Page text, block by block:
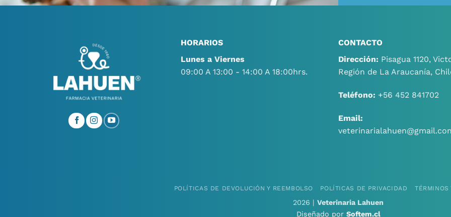
HORARIOS
Lunes a Viernes
09:00 A 13:00 - 14:00 A 18:00hrs.
CONTACTO
Dirección: Pisagua 1120,
Región de La Araucanía,
Teléfono: +56 452 841702
Email:
POLÍTICAS DE DEVOLUCIÓN Y REEMBOLSO POLÍTICAS DE PRIVACIDAD TÉRMINOS
2026 | Veterinaria Lahuen
Diseñado por Softem.cl